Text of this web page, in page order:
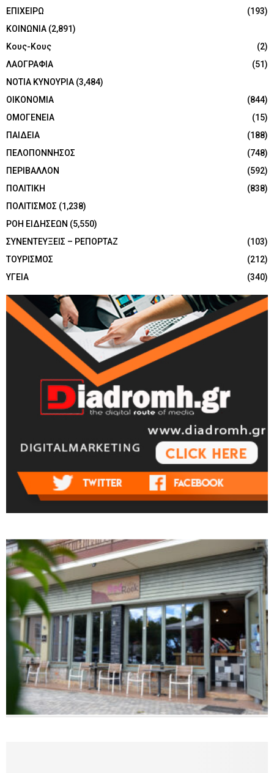
ΕΠΙΧΕΙΡΩ
(193)
ΚΟΙΝΩΝΙΑ (2,891)
Κους-Κους
(2)
ΛΑΟΓΡΑΦΙΑ
(51)
ΝΟΤΙΑ ΚΥΝΟΥΡΙΑ (3,484)
ΟΙΚΟΝΟΜΙΑ
(844)
ΟΜΟΓΕΝΕΙΑ
(15)
ΠΑΙΔΕΙΑ
(188)
ΠΕΛΟΠΟΝΝΗΣΟΣ
(748)
ΠΕΡΙΒΑΛΛΟΝ
(592)
ΠΟΛΙΤΙΚΗ
(838)
ΠΟΛΙΤΙΣΜΟΣ (1,238)
ΡΟΗ ΕΙΔΗΣΕΩΝ (5,550)
ΣΥΝΕΝΤΕΥΞΕΙΣ – ΡΕΠΟΡΤΑΖ
(103)
ΤΟΥΡΙΣΜΟΣ
(212)
ΥΓΕΙΑ
(340)